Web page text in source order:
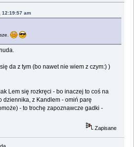
12:19:57 am
da z tym (bo nawet nie wiem z czym:) )
Lem się rozkręci - bo inaczej to coś na
dziennika, z Kandlem - omiń parę
- to trochę zapoznawcze gadki -
Zapisane